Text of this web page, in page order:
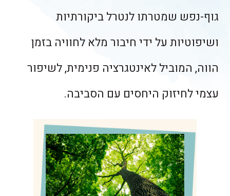
גוף-נפש שמטרתו לנטרל ביקורתיות
ושיפוטיות על ידי חיבור מלא לחוויה בזמן
הווה, המוביל לאינטגרציה פנימית, לשיפור
עצמי לחיזוק היחסים עם הסביבה.